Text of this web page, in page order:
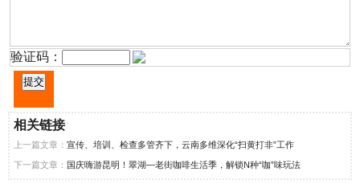
验证码：
相关链接
上一篇文章： 宣传、培训、检查多管齐下，云南多维深化“扫黄打非”工作
下一篇文章： 国庆嗨游昆明！翠湖—老街咖啡生活季，解锁N种“咖”味玩法